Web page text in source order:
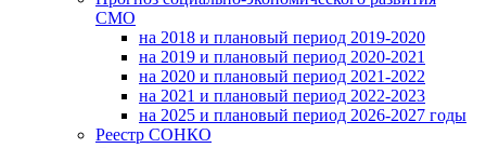
СМО
на 2018 и плановый период 2019-2020
на 2019 и плановый период 2020-2021
на 2020 и плановый период 2021-2022
на 2021 и плановый период 2022-2023
на 2025 и плановый период 2026-2027 годы
Реестр СОНКО